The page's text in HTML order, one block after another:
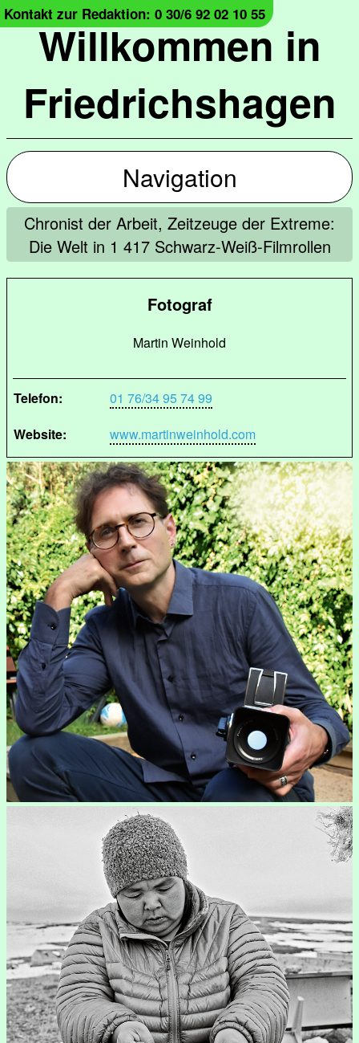
Willkommen in
Friedrichshagen
Kontakt zur Redaktion: 0 30/6 92 02 10 55
Navigation
Chronist der Arbeit, Zeitzeuge der Extreme:
Die Welt in 1 417 Schwarz-Weiß-Filmrollen
Fotograf
Martin Weinhold
Telefon:
01 76/34 95 74 99
Website:
www.martinweinhold.com